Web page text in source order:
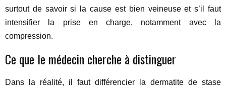
surtout de savoir si la cause est bien veineuse et s’il faut
intensifier la prise en charge, notamment avec la
compression.
Ce que le médecin cherche à distinguer
Dans la réalité, il faut différencier la dermatite de stase